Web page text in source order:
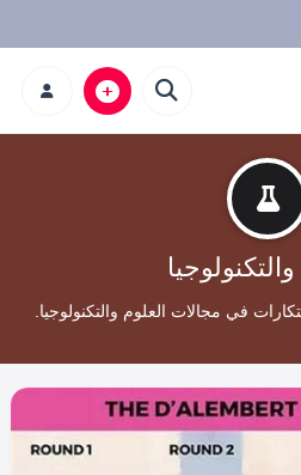
في مجالات العلوم والتكنولوجيا.